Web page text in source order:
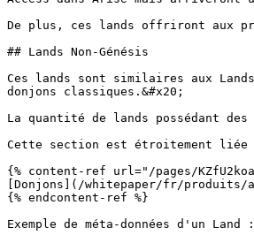
De plus, ces lands offriront aux
## Lands Non-Génésis
Ces lands sont similaires aux
donjons classiques.&#x20;
La quantité de lands possédant
Cette section est étroitement liée
{% content-ref url="/pages/
[Donjons](/whitepaper/fr/produits/
{% endcontent-ref %}
Exemple de méta-données d'un Land :